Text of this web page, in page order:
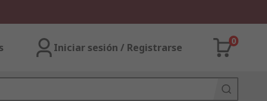
Iniciar sesión / Registrarse
0